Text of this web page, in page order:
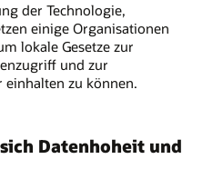
der Technologie,
einige Organisationen
lokale Gesetze zur
und zur
einhalten zu können.
Datenhoheit und